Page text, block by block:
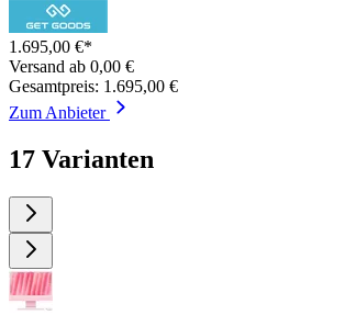
1.695,00 €*
Versand ab 0,00 €
Gesamtpreis: 1.695,00 €
Zum Anbieter
17 Varianten